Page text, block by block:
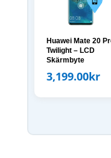
Huawei Mate 20
Twilight – LCD
Skärmbyte
3,199.00kr